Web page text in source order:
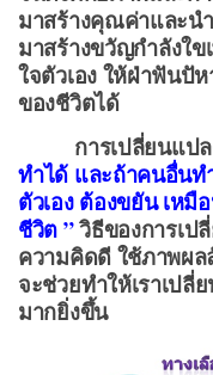
มาสร้างคุณค่าและน
มาสร้างขวัญกำลังใ
ใจตัวเอง ให้ฝ่าฟันปั
ของชีวิตได้
การเปลี่ยนแปล
ทำได้ และถ้าคนอื่นท
ตัวเอง ต้องขยัน เห
ชีวิต ”วิธีของการเป
ความคิดดี ใช้ภาพผล
จะช่วยทำให้เราเป
มากยิ่งขึ้น